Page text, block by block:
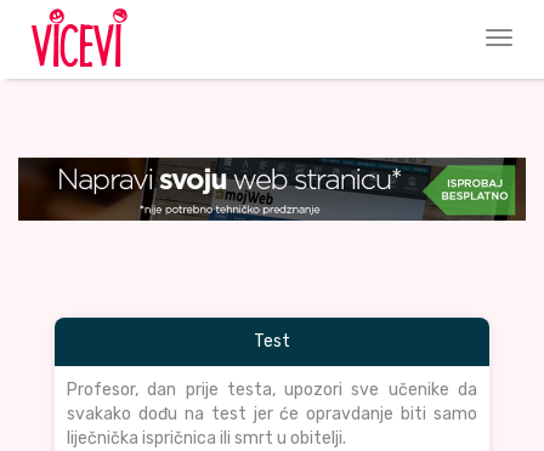
Test
Profesor, dan prije testa, upozori sve učenike da
svakako dođu na test jer će opravdanje biti samo
liječnička ispričnica ili smrt u obitelji.